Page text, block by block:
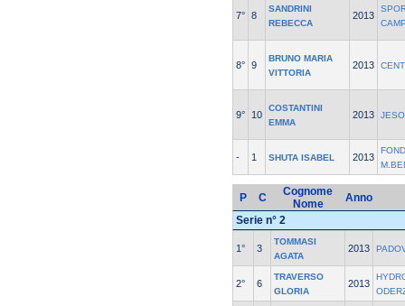
7° 8
SANDRINI
REBECCA
2013
8° 9
BRUNO MARIA
VITTORIA
2013
9° 10
COSTANTINI
EMMA
2013
- 1 SHUTA ISABEL 2013
P C
Cognome
Nome
Anno
Serie n° 2
1° 3
TOMMASI
AGATA
2013
2° 6
TRAVERSO
GLORIA
2013